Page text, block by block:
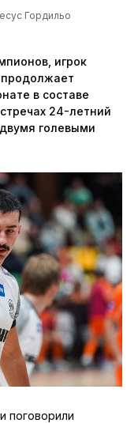
Гордильо
игрок
в составе
24-летний
голевыми
поговорили